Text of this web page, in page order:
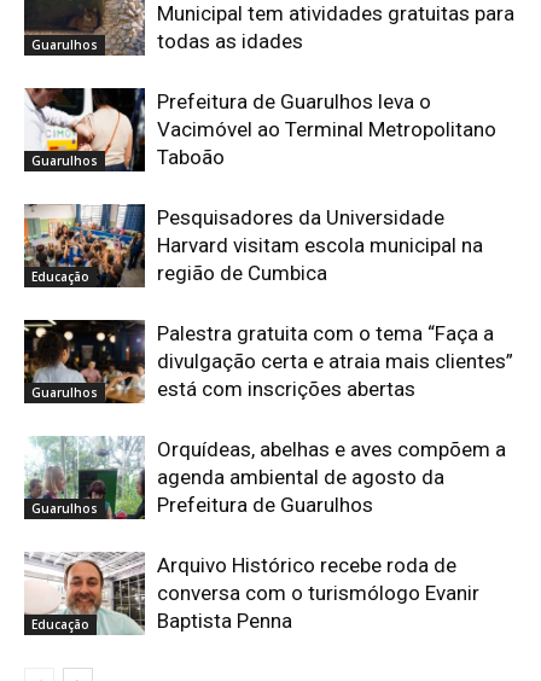
Guarulhos
Municipal tem atividades gratuitas para
todas as idades
Guarulhos
Prefeitura de Guarulhos leva o
Vacimóvel ao Terminal Metropolitano
Taboão
Educação
Pesquisadores da Universidade
Harvard visitam escola municipal na
região de Cumbica
Guarulhos
Palestra gratuita com o tema “Faça a
divulgação certa e atraia mais clientes”
está com inscrições abertas
Guarulhos
Orquídeas, abelhas e aves compõem a
agenda ambiental de agosto da
Prefeitura de Guarulhos
Educação
Arquivo Histórico recebe roda de
conversa com o turismólogo Evanir
Baptista Penna